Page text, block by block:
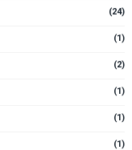
(24)
(1)
(2)
(1)
(1)
(1)